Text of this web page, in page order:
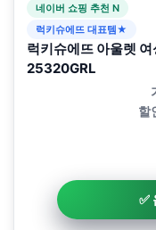
네이버 쇼핑 추천 N
럭키슈에뜨 대표템★
럭키슈에뜨 아울렛
25320GRL
할
✅